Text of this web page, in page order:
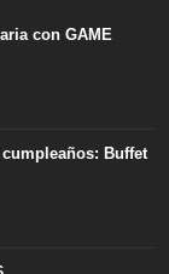
con GAME
Buffet